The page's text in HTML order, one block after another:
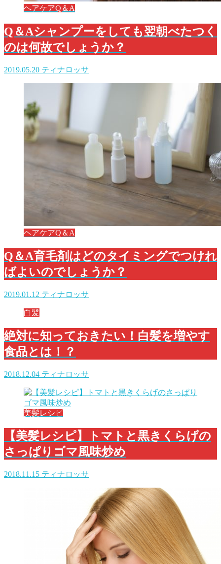
ヘアケアQ＆A
Q＆Aシャンプーをしても翌朝べたつく
のは何故でしょうか？
2019.05.20 ティナロッサ
ヘアケアQ＆A
Q＆A育毛剤はどのタイミングでつけれ
ばよいのでしょうか？
2019.01.12 ティナロッサ
白髪
絶対に知っておきたい！白髪を増やす
食品とは！？
2018.12.04 ティナロッサ
美髪レシピ
【美髪レシピ】トマトと黒きくらげの
さっぱりゴマ風味炒め
2018.11.15 ティナロッサ